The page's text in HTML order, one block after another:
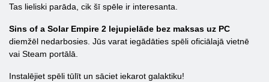
Tas lieliski parāda, cik šī spēle ir interesanta.
Sins of a Solar Empire 2 lejupielāde bez maksas uz PC
diemžēl nedarbosies. Jūs varat iegādāties spēli oficiālajā vietnē
vai Steam portālā.
Instalējiet spēli tūlīt un sāciet iekarot galaktiku!